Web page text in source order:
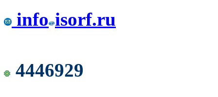
info isorf.ru
4446929